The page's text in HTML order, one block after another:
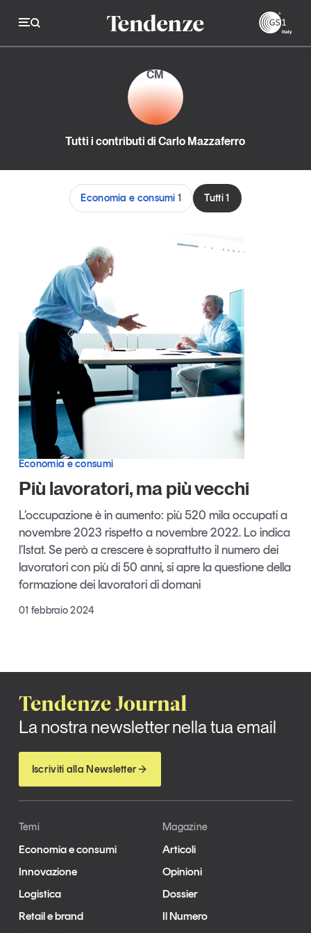
Tendenze
Economia e consumi
Logistica
Retail e brand
Grandi temi
Magazine
Articoli
Opinioni
Dossier
Il Numero
Interviste
Comunicati stampa
Video
Podcast
Studi e ricerche
Tutti gli studi e le ricerche
Tutti gli appuntamenti
Chi siamo
Newsletter
Un anno di
Tendenze
CM
Tutti i contributi di Carlo Mazzaferro
Economia e consumi1 Tutti1
Economia e consumi
Più lavoratori, ma più vecchi
L’occupazione è in aumento: più 520 mila occupati a
novembre 2023 rispetto a novembre 2022. Lo indica
l’Istat. Se però a crescere è soprattutto il numero dei
lavoratori con più di 50 anni, si apre la questione della
formazione dei lavoratori di domani
01 febbraio 2024
Tendenze Journal
La nostra newsletter nella tua email
Iscriviti alla Newsletter
Temi
Economia e consumi
Innovazione
Logistica
Retail e brand
Magazine
Articoli
Opinioni
Dossier
Il Numero